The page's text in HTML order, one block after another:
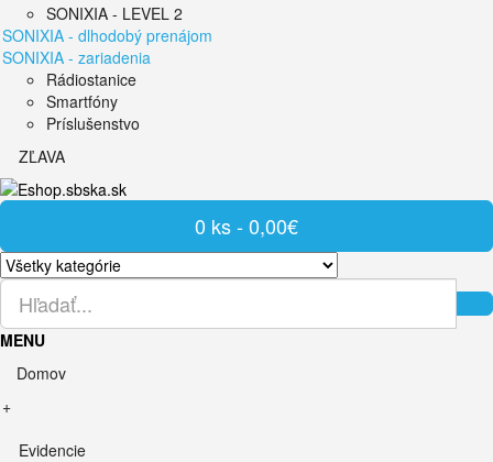
SONIXIA - LEVEL 2
SONIXIA - dlhodobý prenájom
SONIXIA - zariadenia
Rádiostanice
Smartfóny
Príslušenstvo
ZĽAVA
0 ks - 0,00€
MENU
Domov
+
Evidencie